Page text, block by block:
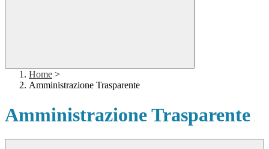
Home >
Amministrazione Trasparente
Amministrazione Trasparente